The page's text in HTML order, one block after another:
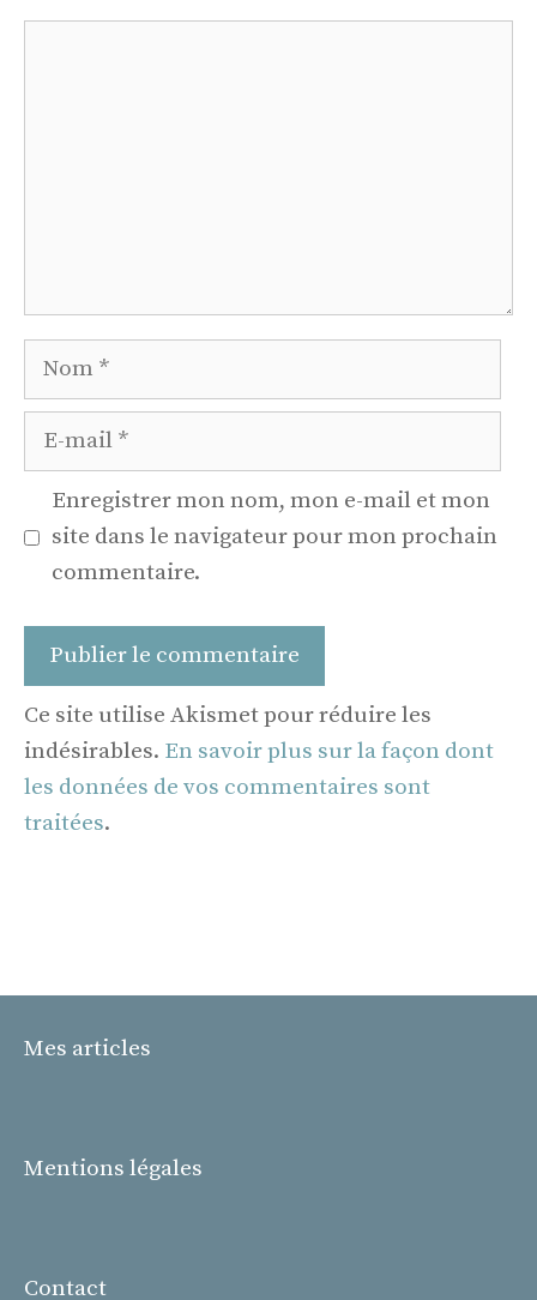
Nom
mail
Enregistrer mon nom, mon e-mail et mon
site dans le navigateur pour mon prochain
commentaire.
Ce site utilise Akismet pour réduire les
indésirables. En savoir plus sur la façon dont
les données de vos commentaires sont
traitées.
Mes articles
Mentions légales
Contact